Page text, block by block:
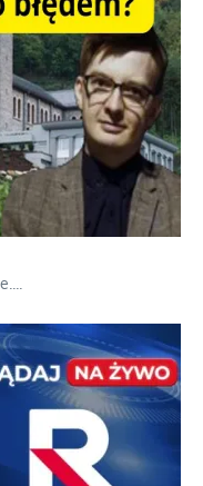
i tłumaczenie,
później znowu jakiegoś